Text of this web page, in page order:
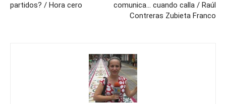
partidos? / Hora cero
comunica… cuando calla / Raúl
Contreras Zubieta Franco